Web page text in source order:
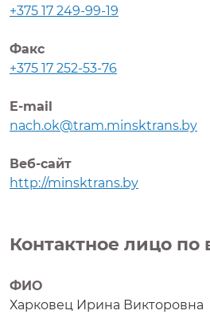
+375 17 249-99-19
Факс
+375 17 252-53-76
E-mail
nach.ok@tram.minsktrans.by
Веб-сайт
http://minsktrans.by
Контактное лицо по
ФИО
Харковец Ирина Викторовна